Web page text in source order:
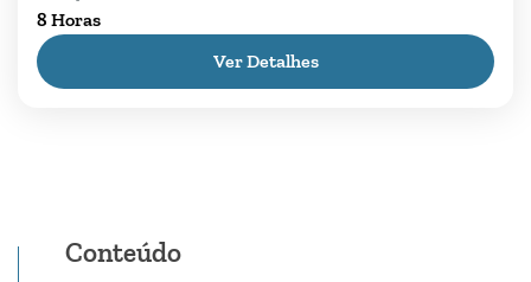
Portugal num dia único! O nosso Tour Fátima
Batalha Nazaré e Óbidos leva-o aos magníficos
8 Horas
Ver Detalhes
Conteúdo